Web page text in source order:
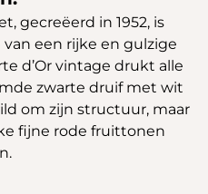
gecreëerd in 1952, is
een rijke en gulzige
d’Or vintage drukt alle
zwarte druif met wit
om zijn structuur, maar
fijne rode fruittonen